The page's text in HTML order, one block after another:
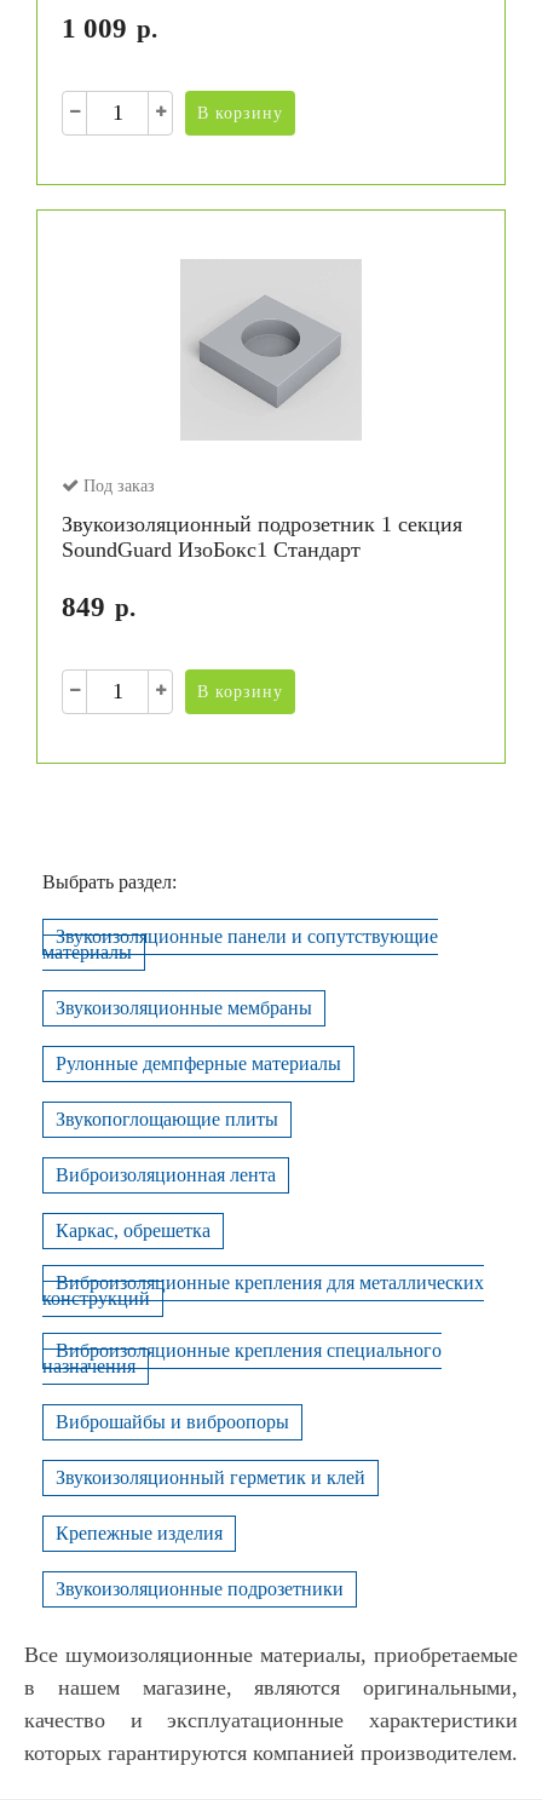
1 009 р.
В корзину
Под заказ
Звукоизоляционный подрозетник 1 секция
SoundGuard ИзоБокс1 Стандарт
849 р.
В корзину
Выбрать раздел:
Звукоизоляционные панели и сопутствующие
материалы
Звукоизоляционные мембраны
Рулонные демпферные материалы
Звукопоглощающие плиты
Виброизоляционная лента
Каркас, обрешетка
Виброизоляционные крепления для металлических
конструкций
Виброизоляционные крепления специального
назначения
Виброшайбы и виброопоры
Звукоизоляционный герметик и клей
Крепежные изделия
Звукоизоляционные подрозетники
Все шумоизоляционные материалы, приобретаемые
в нашем магазине, являются оригинальными,
качество и эксплуатационные характеристики
которых гарантируются компанией производителем.